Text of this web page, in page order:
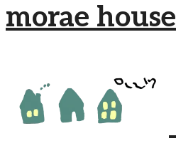
morae house